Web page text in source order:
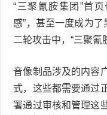
“三聚氰胺集团”首
感”，甚至一度成为了
二轮攻击中，“三聚氰
音像制品涉及的内容
式，这些都需要通过
署通过审核和管理这